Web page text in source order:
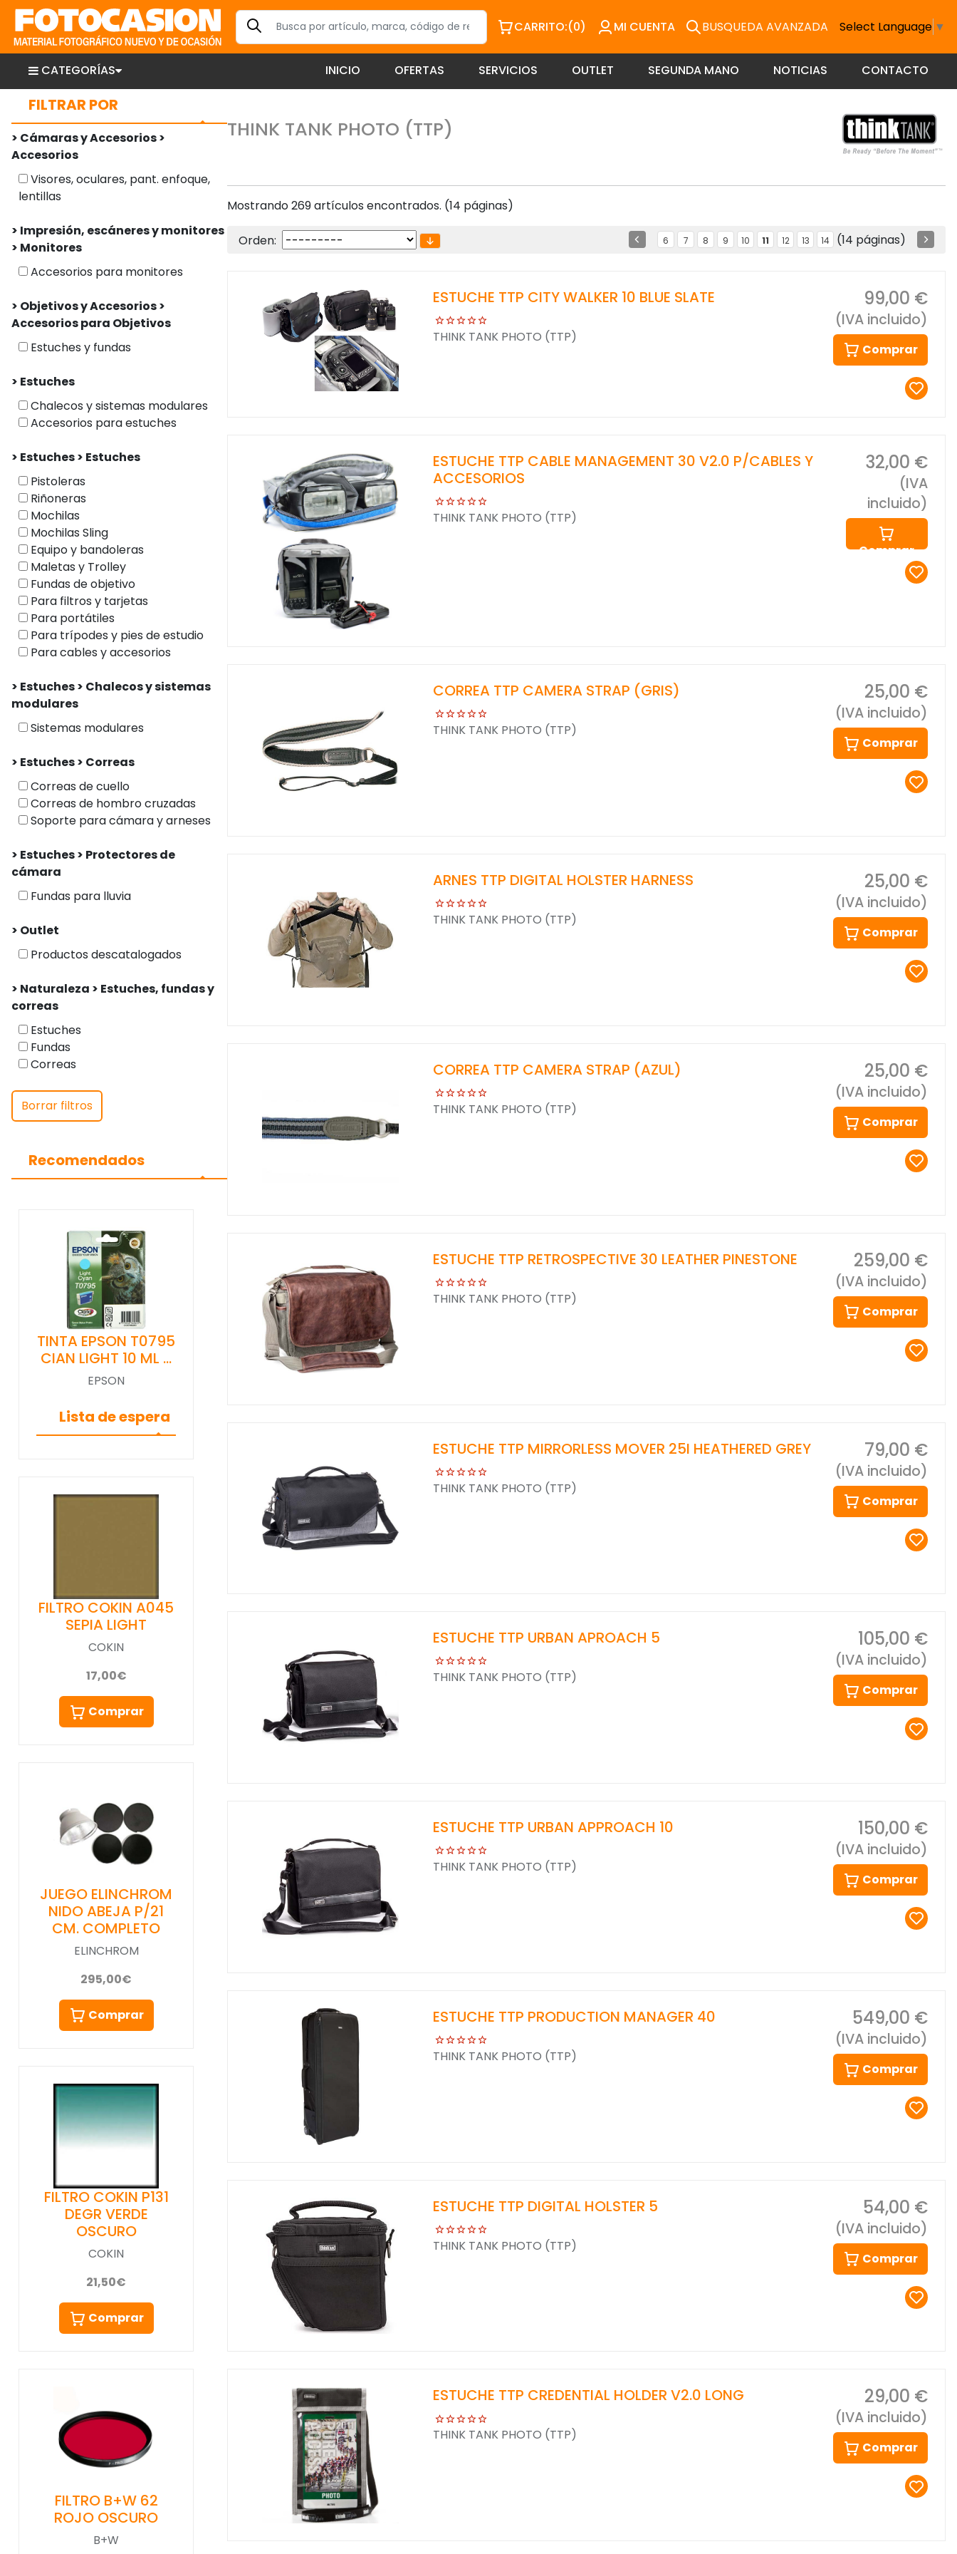
CARRITO:(0) MI CUENTA BUSQUEDA AVANZADA Select Language ▼
CATEGORÍAS INICIO OFERTAS SERVICIOS OUTLET SEGUNDA MANO NOTICIAS CONTACTO
FILTRAR POR
> Cámaras y Accesorios >
Accesorios
Visores, oculares, pant. enfoque,
lentillas
> Impresión, escáneres y monitores
> Monitores
Accesorios para monitores
> Objetivos y Accesorios >
Accesorios para Objetivos
Estuches y fundas
> Estuches
Chalecos y sistemas modulares
Accesorios para estuches
> Estuches > Estuches
Pistoleras
Riñoneras
Mochilas
Mochilas Sling
Equipo y bandoleras
Maletas y Trolley
Fundas de objetivo
Para filtros y tarjetas
Para portátiles
Para trípodes y pies de estudio
Para cables y accesorios
> Estuches > Chalecos y sistemas
modulares
Sistemas modulares
> Estuches > Correas
Correas de cuello
Correas de hombro cruzadas
Soporte para cámara y arneses
> Estuches > Protectores de
cámara
Fundas para lluvia
> Outlet
Productos descatalogados
> Naturaleza > Estuches, fundas y
correas
Estuches
Fundas
Correas
Borrar filtros
Recomendados
TINTA EPSON T0795
CIAN LIGHT 10 ML …
EPSON
Lista de espera
FILTRO COKIN A045
SEPIA LIGHT
COKIN
17,00€
Comprar
JUEGO ELINCHROM
NIDO ABEJA P/21
CM. COMPLETO
ELINCHROM
295,00€
Comprar
FILTRO COKIN P131
DEGR VERDE
OSCURO
COKIN
21,50€
Comprar
FILTRO B+W 62
ROJO OSCURO
B+W
THINK TANK PHOTO (TTP)
Mostrando 269 artículos encontrados. (14 páginas)
Orden: 6 7 8 9 10 11 12 13 14 (14 páginas)
ESTUCHE TTP CITY WALKER 10 BLUE SLATE
THINK TANK PHOTO (TTP)
99,00 €
(IVA incluido)
Comprar
ESTUCHE TTP CABLE MANAGEMENT 30 V2.0 P/CABLES Y
ACCESORIOS
THINK TANK PHOTO (TTP)
32,00 €
(IVA
incluido)
Comprar
CORREA TTP CAMERA STRAP (GRIS)
THINK TANK PHOTO (TTP)
25,00 €
(IVA incluido)
Comprar
ARNES TTP DIGITAL HOLSTER HARNESS
THINK TANK PHOTO (TTP)
25,00 €
(IVA incluido)
Comprar
CORREA TTP CAMERA STRAP (AZUL)
THINK TANK PHOTO (TTP)
25,00 €
(IVA incluido)
Comprar
ESTUCHE TTP RETROSPECTIVE 30 LEATHER PINESTONE
THINK TANK PHOTO (TTP)
259,00 €
(IVA incluido)
Comprar
ESTUCHE TTP MIRRORLESS MOVER 25I HEATHERED GREY
THINK TANK PHOTO (TTP)
79,00 €
(IVA incluido)
Comprar
ESTUCHE TTP URBAN APROACH 5
THINK TANK PHOTO (TTP)
105,00 €
(IVA incluido)
Comprar
ESTUCHE TTP URBAN APPROACH 10
THINK TANK PHOTO (TTP)
150,00 €
(IVA incluido)
Comprar
ESTUCHE TTP PRODUCTION MANAGER 40
THINK TANK PHOTO (TTP)
549,00 €
(IVA incluido)
Comprar
ESTUCHE TTP DIGITAL HOLSTER 5
THINK TANK PHOTO (TTP)
54,00 €
(IVA incluido)
Comprar
ESTUCHE TTP CREDENTIAL HOLDER V2.0 LONG
THINK TANK PHOTO (TTP)
29,00 €
(IVA incluido)
Comprar